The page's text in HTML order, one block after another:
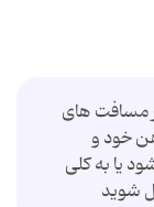
مسافت های
خود و
یا به کلی
شوید